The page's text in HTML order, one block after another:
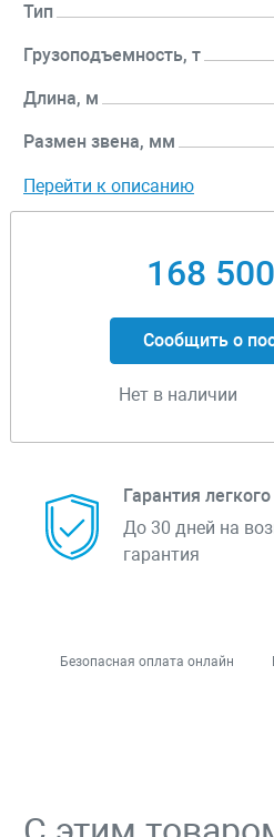
Тип
Грузоподъемность, т
Длина, м
Размен звена, мм
Перейти к описанию
168
Сообщить о
Нет в наличии
Гарантия
До 30 дней на
гарантия
Безопасная оплата онлайн